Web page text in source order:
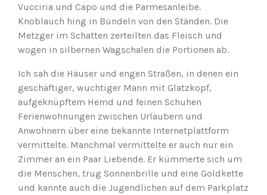
Vucciria und Capo und die Parmesanleibe.
Knoblauch hing in Bündeln von den Ständen. Die
Metzger im Schatten zerteilten das Fleisch und
wogen in silbernen Wagschalen die Portionen ab.
Ich sah die Häuser und engen Straßen, in denen ein
geschäftiger, wuchtiger Mann mit Glatzkopf,
aufgeknüpftem Hemd und feinen Schuhen
Ferienwohnungen zwischen Urlaubern und
Anwohnern über eine bekannte Internetplattform
vermittelte. Manchmal vermittelte er auch nur ein
Zimmer an ein Paar Liebende. Er kümmerte sich um
die Menschen, trug Sonnenbrille und eine Goldkette
und kannte auch die Jugendlichen auf dem Parkplatz